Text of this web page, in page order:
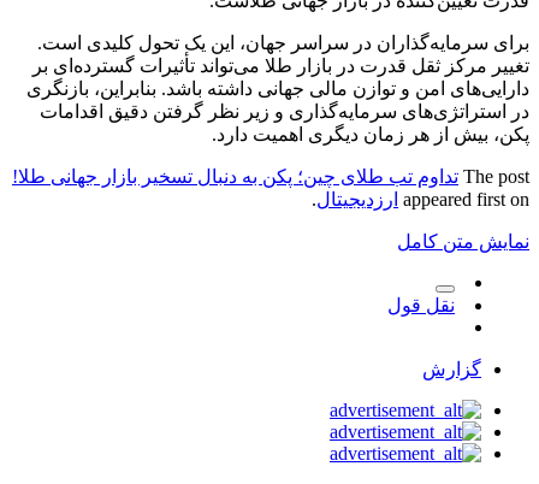
برای سرمایه‌گذاران در سراسر جهان، این یک تحول کلیدی است.
تغییر مرکز ثقل قدرت در بازار طلا می‌تواند تأثیرات گسترده‌ای بر
دارایی‌های امن و توازن مالی جهانی داشته باشد. بنابراین، بازنگری
در استراتژی‌های سرمایه‌گذاری و زیر نظر گرفتن دقیق اقدامات
پکن، بیش از هر زمان دیگری اهمیت دارد.
The post تداوم تب طلای چین؛ پکن به دنبال تسخیر بازار جهانی طلا!
appeared first on ارزدیجیتال.
نمایش متن کامل
نقل قول
گزارش